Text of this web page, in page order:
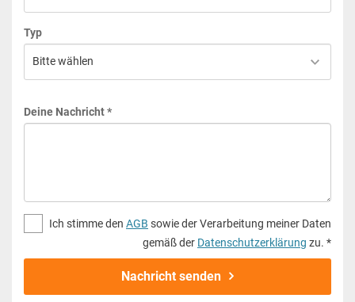
Typ
Deine Nachricht *
Ich stimme den AGB sowie der Verarbeitung meiner Daten
gemäß der Datenschutzerklärung zu. *
Nachricht senden